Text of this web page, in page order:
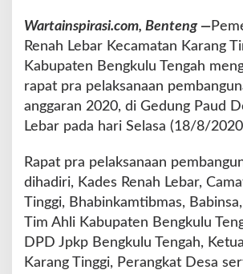
d
e
R
e
n
a
e
b
a
r
e
l
Wartainspirasi.com, Benteng —
Renah Lebar Kecamatan Karang
Kabupaten Bengkulu Tengah
rapat pra pelaksanaan
anggaran 2020, di Gedung Paud
Lebar pada hari Selasa (18/8/
Rapat pra pelaksanaan
dihadiri, Kades Renah Lebar,
Tinggi, Bhabinkamtibmas,
Tim Ahli Kabupaten Bengkulu
DPD Jpkp Bengkulu Tengah,
Karang Tinggi, Perangkat Desa